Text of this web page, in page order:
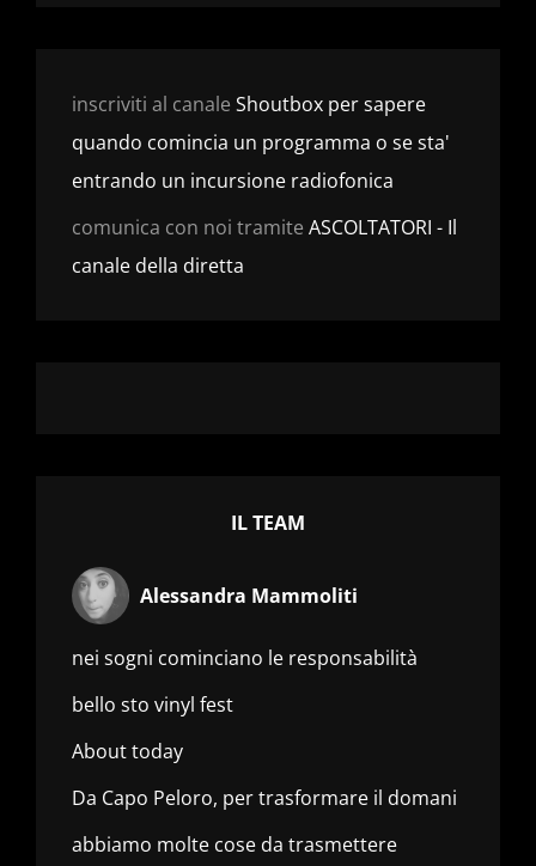
inscriviti al canale Shoutbox per sapere
quando comincia un programma o se sta'
entrando un incursione radiofonica
comunica con noi tramite ASCOLTATORI - Il
canale della diretta
IL TEAM
Alessandra Mammoliti
nei sogni cominciano le responsabilità
bello sto vinyl fest
About today
Da Capo Peloro, per trasformare il domani
abbiamo molte cose da trasmettere